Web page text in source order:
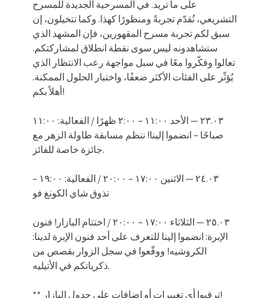
على ما تريد. في المسرحية الجديدة للمسرح
التشريعي، نُقدّم تجربةً ومنظورًا كهذا. وكما تتخيلون، إن
سبق لكم تجربة مسرح المقهورين، فإن المشهد الذي
ستشاهدونه ليس سوى نقطة انطلاق لمشاركتكم.
تعالوا وفكّروا معًا في سبل مواجهة رعب الانتظار الذي
يُؤثّر على الفئات الأكثر ضعفًا، واختبار الحلول الممكنة.
أهلاً بكم!
٢٣.٠٣ — الأحد ١١:٠٠ – ٢:٠٠ ظهرًا / الفعالية: ١١:٠٠
صباحًا – انضموا إلينا! ننظم مسابقة طاولة الزهر مع
جائزة خاصة للفائز.
٢٤.٠٣ — الاثنين ١٧:٠٠ – ٢٠:٠٠ / الفعالية: ١٩:٠٠ –
تذوق شاي الكونغ فو
٢٥.٠٣ — الثلاثاء ١٧:٠٠ – ٢٠:٠٠ / اختتام البازار! فنون
الإبرة: انضموا إلينا للتعرف على أحد فنون الإبرة لدينا:
الكروشيه! ووقّعوا في سجل الزوار بقصص من
ذكرياتكم في الأتيليه.
** ترقبوا أي تغييرات أو إضافات على جدول البازار!